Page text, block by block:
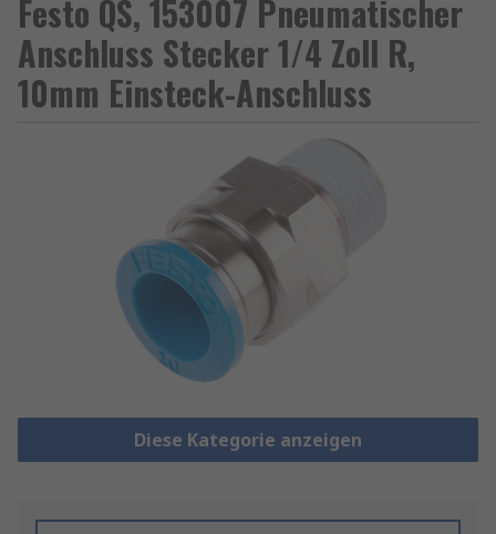
Festo QS, 153007 Pneumatischer
Anschluss Stecker 1/4 Zoll R,
10mm Einsteck-Anschluss
Diese Kategorie anzeigen